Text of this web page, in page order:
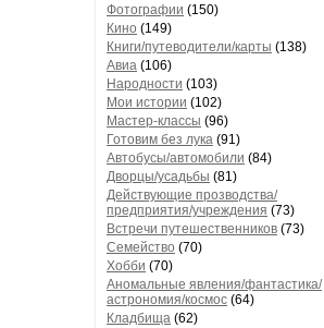
Фотографии (150)
Кино (149)
Книги/путеводители/карты (138)
Авиа (106)
Народности (103)
Мои истории (102)
Мастер-классы (96)
Готовим без лука (91)
Автобусы/автомобили (84)
Дворцы/усадьбы (81)
Действующие прозводства/
предприятия/учреждения (73)
Встречи путешественников (73)
Семейство (70)
Хобби (70)
Аномальные явления/фантастика/
астрономия/космос (64)
Кладбища (62)